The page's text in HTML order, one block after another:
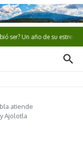
ser? Un año de su estreno
atiende
Ajolotla